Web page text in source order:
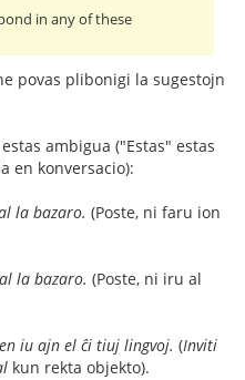
in any of these
povas plibonigi la sugestojn
ambigua ("Estas" estas
en konversacio):
la bazaro. (Poste, ni faru ion
la bazaro. (Poste, ni iru al
iu ajn el ĉi tiuj lingvoj. (Inviti
kun rekta objekto).